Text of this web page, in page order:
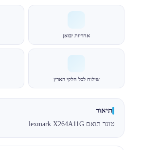
אחריות יבואן
שילוח לכל חלקי הארץ
תיאור
טונר תואם lexmark X264A11G